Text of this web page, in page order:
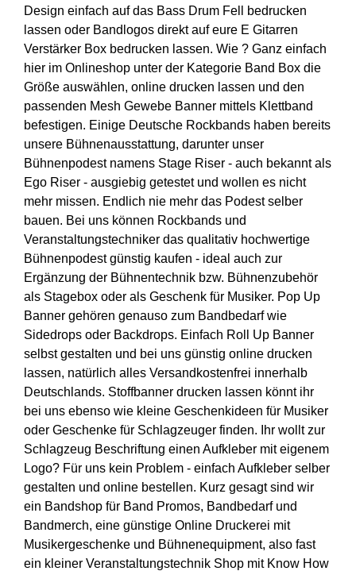
Design einfach auf das Bass Drum Fell bedrucken
lassen oder Bandlogos direkt auf eure E Gitarren
Verstärker Box bedrucken lassen. Wie ? Ganz einfach
hier im Onlineshop unter der Kategorie Band Box die
Größe auswählen, online drucken lassen und den
passenden Mesh Gewebe Banner mittels Klettband
befestigen. Einige Deutsche Rockbands haben bereits
unsere Bühnenausstattung, darunter unser
Bühnenpodest namens Stage Riser - auch bekannt als
Ego Riser - ausgiebig getestet und wollen es nicht
mehr missen. Endlich nie mehr das Podest selber
bauen. Bei uns können Rockbands und
Veranstaltungstechniker das qualitativ hochwertige
Bühnenpodest günstig kaufen - ideal auch zur
Ergänzung der Bühnentechnik bzw. Bühnenzubehör
als Stagebox oder als Geschenk für Musiker. Pop Up
Banner gehören genauso zum Bandbedarf wie
Sidedrops oder Backdrops. Einfach Roll Up Banner
selbst gestalten und bei uns günstig online drucken
lassen, natürlich alles Versandkostenfrei innerhalb
Deutschlands. Stoffbanner drucken lassen könnt ihr
bei uns ebenso wie kleine Geschenkideen für Musiker
oder Geschenke für Schlagzeuger finden. Ihr wollt zur
Schlagzeug Beschriftung einen Aufkleber mit eigenem
Logo? Für uns kein Problem - einfach Aufkleber selber
gestalten und online bestellen. Kurz gesagt sind wir
ein Bandshop für Band Promos, Bandbedarf und
Bandmerch, eine günstige Online Druckerei mit
Musikergeschenke und Bühnenequipment, also fast
ein kleiner Veranstaltungstechnik Shop mit Know How